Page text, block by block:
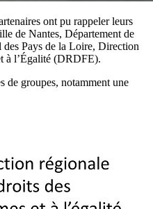
ont pu rappeler leurs
de Nantes, Département de
Pays de la Loire, Direction
à l’Égalité (DRDFE).
de groupes, notamment une